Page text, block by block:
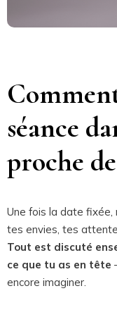
séance
proche
Une fois la date fixée,
tes envies, tes
Tout est discuté
ce que tu as en tête
encore imaginer.